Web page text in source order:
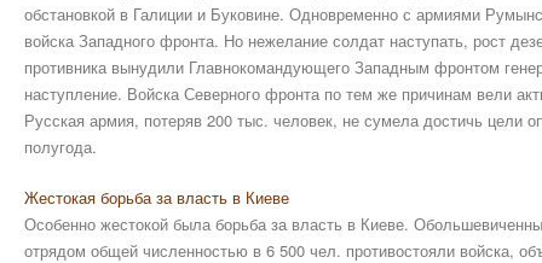
обстановкой в Галиции и Буковине. Одновременно с армиями
войска Западного фронта. Но нежелание солдат наступать, рост
противника вынудили Главнокомандующего Западным фронтом
наступление. Войска Северного фронта по тем же причинам вели
Русская армия, потеряв 200 тыс. человек, не сумела достичь цели
полугода.
Жестокая борьба за власть в Киеве
Особенно жестокой была борьба за власть в Киеве.
отрядом общей численностью в 6 500 чел. противостояли войска,